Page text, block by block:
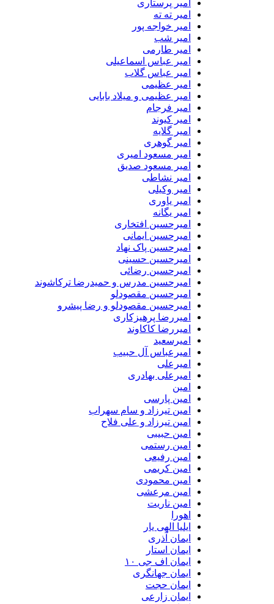
امیر پرستاری
امیر ته ته
امیر خواجه پور
امیر شب
امیر طارمی
امیر عباس اسماعیلی
امیر عباس گلاب
امیر عظیمی
امیر عظیمی و میلاد بابایی
امیر فرجام
امیر کیوند
امیر گلایه
امیر گوهری
امیر مسعود امیری
امیر مسعود صدیق
امیر نشاطی
امیر وکیلی
امیر یاوری
امیر یگانه
امیرحسین افتخاری
امیرحسین ایمانی
امیرحسین پاک نهاد
امیرحسین حسینی
امیرحسین رضائی
امیرحسین مدرس و حمیدرضا ترکاشوند
امیرحسین مقصودلو
امیرحسین مقصودلو و رضا پیشرو
امیررضا پرهیزکاری
امیررضا کاکاوند
امیرسعید
امیرعباس آل حبیب
امیرعلی
امیرعلی بهادری
امین
امین پارسی
امین تیرزاد و سام سهراب
امین تیرزاد و علی فلاح
امین حبیبی
امین رستمی
امین رفیعی
امین کریمی
امین محمودی
امین مرعشی
امین ناریت
اهورا
ایلیا الهی یار
ایمان آذری
ایمان استار
ایمان اف جی ۱۰
ایمان جهانگری
ایمان حجت
ایمان زارعی